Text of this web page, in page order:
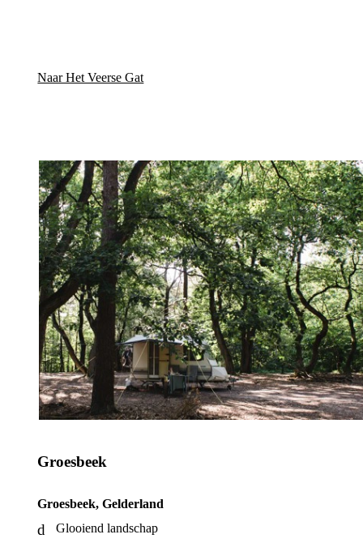
Naar Het Veerse Gat
Groesbeek
Groesbeek, Gelderland
Glooiend landschap